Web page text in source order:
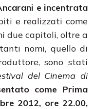
e incentrata
e realizzati come
due capitoli, oltre a
nomi, quello di
sono stati
del Cinema di
come Prima
2012, ore 22.00,